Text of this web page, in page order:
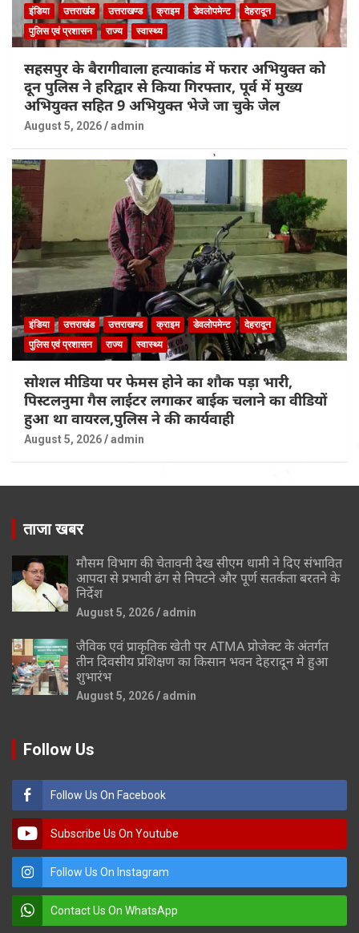
इंडिया उत्तराखंड उत्तराखण्ड क्राइम डेवलोपमेन्ट
देहरादून
पुलिस एवं प्रशासन
राज्य स्वास्थ्य
सहसपुर के बैरागीवाला हत्याकांड में फरार अभियुक्त को
दून पुलिस ने हरिद्वार से किया गिरफ्तार, पूर्व में मुख्य
अभियुक्त सहित 9 अभियुक्त भेजे जा चुके जेल
August 5, 2026 admin
इंडिया उत्तराखंड उत्तराखण्ड क्राइम डेवलोपमेन्ट
देहरादून
पुलिस एवं प्रशासन
राज्य स्वास्थ्य
सोशल मीडिया पर फेमस होने का शौक पड़ा भारी,
पिस्टलनुमा गैस लाईटर लगाकर बाईक चलाने का वीडियों
हुआ था वायरल,पुलिस ने की कार्यवाही
August 5, 2026 admin
ताजा खबर
मौसम विभाग की चेतावनी देख सीएम धामी ने दिए संभावित
आपदा से प्रभावी ढंग से निपटने और पूर्ण सतर्कता बरतने के
निर्देश
August 5, 2026 admin
जैविक एवं प्राकृतिक खेती पर ATMA प्रोजेक्ट के अंतर्गत
तीन दिवसीय प्रशिक्षण का किसान भवन देहरादून मे हुआ
शुभारंभ
August 5, 2026 admin
Follow Us
Follow Us On Facebook
Subscribe Us On Youtube
Follow Us On Instagram
Contact Us On WhatsApp